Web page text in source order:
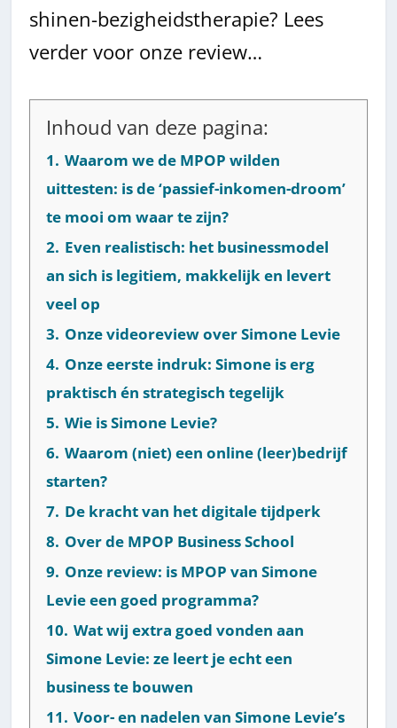
shinen-bezigheidstherapie? Lees
verder voor onze review…
Inhoud van deze pagina:
1. Waarom we de MPOP wilden
uittesten: is de ‘passief-inkomen-droom’
te mooi om waar te zijn?
2. Even realistisch: het businessmodel
an sich is legitiem, makkelijk en levert
veel op
3. Onze videoreview over Simone Levie
4. Onze eerste indruk: Simone is erg
praktisch én strategisch tegelijk
5. Wie is Simone Levie?
6. Waarom (niet) een online (leer)bedrijf
starten?
7. De kracht van het digitale tijdperk
8. Over de MPOP Business School
9. Onze review: is MPOP van Simone
Levie een goed programma?
10. Wat wij extra goed vonden aan
Simone Levie: ze leert je echt een
business te bouwen
11. Voor- en nadelen van Simone Levie’s